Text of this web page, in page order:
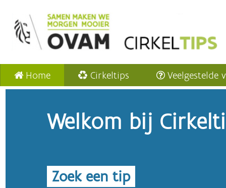
Home Cirkeltips Veelgestelde
Welkom bij
Zoek een tip